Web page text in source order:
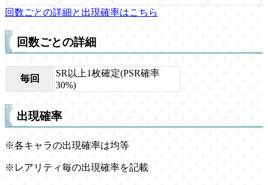
回数ごとの詳細と出現確率はこちら
回数ごとの詳細
毎回
SR以上1枚確定(PSR確率
30%)
出現確率
※各キャラの出現確率は均等
※レアリティ毎の出現確率を記載